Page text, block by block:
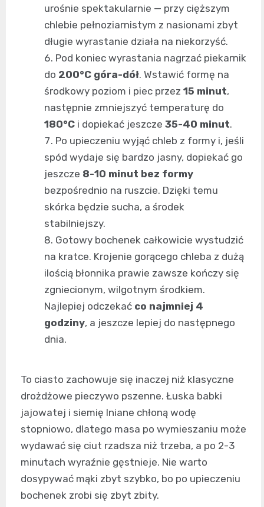
urośnie spektakularnie — przy cięższym
chlebie pełnoziarnistym z nasionami zbyt
długie wyrastanie działa na niekorzyść.
Pod koniec wyrastania nagrzać piekarnik
do 200°C góra-dół. Wstawić formę na
środkowy poziom i piec przez 15 minut,
następnie zmniejszyć temperaturę do
180°C i dopiekać jeszcze 35-40 minut.
Po upieczeniu wyjąć chleb z formy i, jeśli
spód wydaje się bardzo jasny, dopiekać go
jeszcze 8-10 minut bez formy
bezpośrednio na ruszcie. Dzięki temu
skórka będzie sucha, a środek
stabilniejszy.
Gotowy bochenek całkowicie wystudzić
na kratce. Krojenie gorącego chleba z dużą
ilością błonnika prawie zawsze kończy się
zgniecionym, wilgotnym środkiem.
Najlepiej odczekać co najmniej 4
godziny, a jeszcze lepiej do następnego
dnia.
To ciasto zachowuje się inaczej niż klasyczne
drożdżowe pieczywo pszenne. Łuska babki
jajowatej i siemię lniane chłoną wodę
stopniowo, dlatego masa po wymieszaniu może
wydawać się ciut rzadsza niż trzeba, a po 2-3
minutach wyraźnie gęstnieje. Nie warto
dosypywać mąki zbyt szybko, bo po upieczeniu
bochenek zrobi się zbyt zbity.